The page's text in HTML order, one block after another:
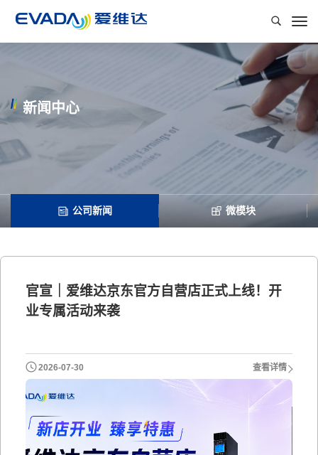
新闻中心
公司新闻 微模块
官宣｜爱维达京东官方自营店正式上线！开
业专属活动来袭
2026-07-30 查看详情